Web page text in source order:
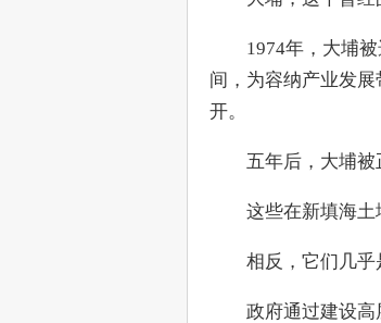
1974年，大埔被
间，为容纳产业发
开。
五年后，大埔被正
这些在新填海土地
相反，它们几乎是
政府通过建设高层